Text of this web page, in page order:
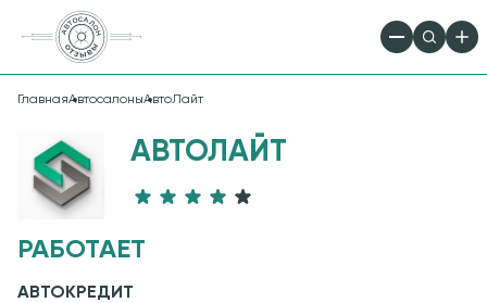
ГлавнаяАвтосалоныАвтоЛайт
АВТОЛАЙТ
РАБОТАЕТ
АВТОКРЕДИТ